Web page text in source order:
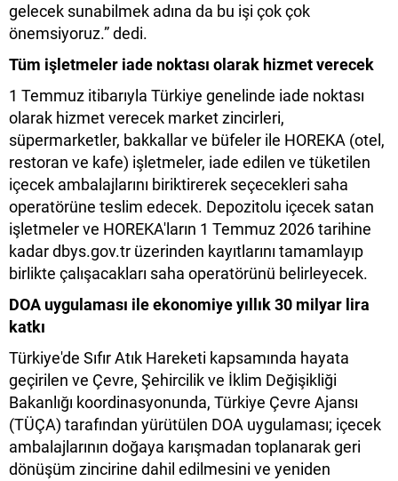
gelecek sunabilmek adına da bu işi çok çok
önemsiyoruz.” dedi.
Tüm işletmeler iade noktası olarak hizmet verecek
1 Temmuz itibarıyla Türkiye genelinde iade noktası
olarak hizmet verecek market zincirleri,
süpermarketler, bakkallar ve büfeler ile HOREKA (otel,
restoran ve kafe) işletmeler, iade edilen ve tüketilen
içecek ambalajlarını biriktirerek seçecekleri saha
operatörüne teslim edecek. Depozitolu içecek satan
işletmeler ve HOREKA'ların 1 Temmuz 2026 tarihine
kadar dbys.gov.tr üzerinden kayıtlarını tamamlayıp
birlikte çalışacakları saha operatörünü belirleyecek.
DOA uygulaması ile ekonomiye yıllık 30 milyar lira
katkı
Türkiye'de Sıfır Atık Hareketi kapsamında hayata
geçirilen ve Çevre, Şehircilik ve İklim Değişikliği
Bakanlığı koordinasyonunda, Türkiye Çevre Ajansı
(TÜÇA) tarafından yürütülen DOA uygulaması; içecek
ambalajlarının doğaya karışmadan toplanarak geri
dönüşüm zincirine dahil edilmesini ve yeniden